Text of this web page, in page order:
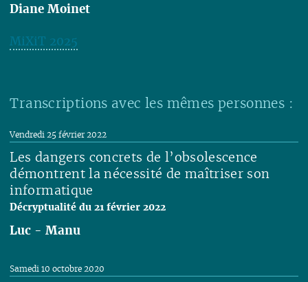
Diane Moinet
MiXiT 2025
Transcriptions avec les mêmes personnes :
Les dangers concrets de l’obsolescence
démontrent la nécessité de maîtriser son
informatique
Décryptualité du 21 février 2022
Vendredi 25 février 2022
Luc -Manu
Lire
Samedi 10 octobre 2020